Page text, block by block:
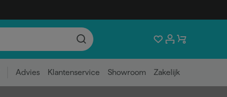
Advies Klantenservice Showroom Zakelijk